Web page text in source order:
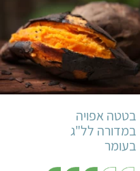
קל 30 דקות
בטטה אפויה
במדורה לל"ג
בעומר